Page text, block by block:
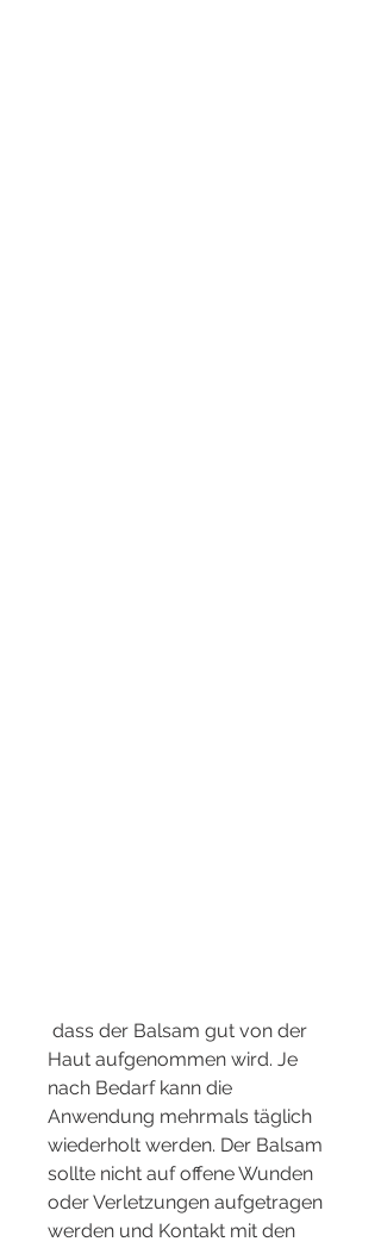
Haut aufgenommen wird. Je
nach Bedarf kann die
Anwendung mehrmals täglich
wiederholt werden. Der Balsam
sollte nicht auf offene Wunden
oder Verletzungen aufgetragen
werden und Kontakt mit den